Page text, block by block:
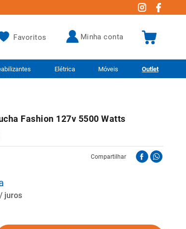
Favoritos minha conta
Elétrica Móveis Outlet
Fashion 127v 5500 Watts
Compartilhar
juros